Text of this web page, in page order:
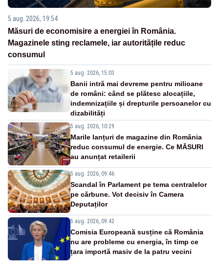
5 aug. 2026, 19:54
Măsuri de economisire a energiei în România.
Magazinele sting reclamele, iar autoritățile reduc
consumul
5 aug. 2026, 15:03
Banii intră mai devreme pentru milioane
de români: când se plătesc alocațiile,
indemnizațiile și drepturile persoanelor cu
dizabilități
5 aug. 2026, 10:29
Marile lanțuri de magazine din România
reduc consumul de energie. Ce MĂSURI
au anunțat retailerii
5 aug. 2026, 09:46
Scandal în Parlament pe tema centralelor
pe cărbune. Vot decisiv în Camera
Deputaților
5 aug. 2026, 09:42
Comisia Europeană susține că România
nu are probleme cu energia, în timp ce
țara importă masiv de la patru vecini